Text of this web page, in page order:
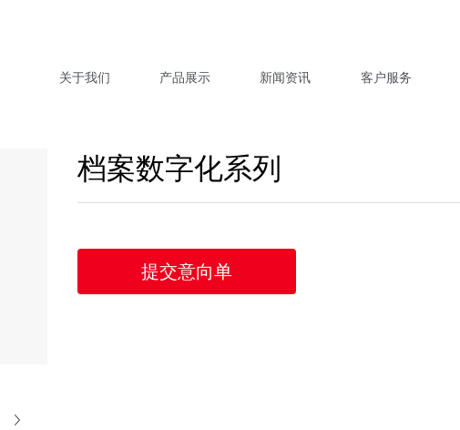
关于我们 产品展示 新闻资讯 客户服务
档案数字化系列
提交意向单